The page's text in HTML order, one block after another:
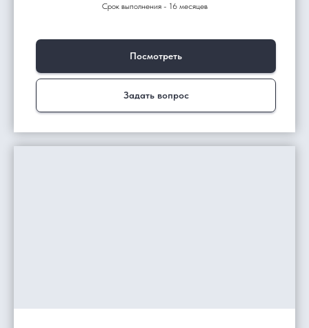
Срок выполнения - 16 месяцев
Посмотреть
Задать вопрос